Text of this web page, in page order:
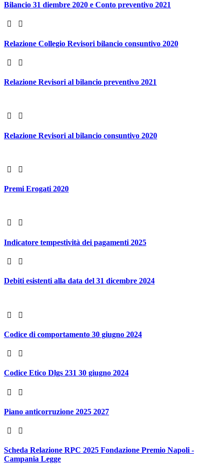
Bilancio 31 diembre 2020 e Conto preventivo 2021
Relazione Collegio Revisori bilancio consuntivo 2020
Relazione Revisori al bilancio preventivo 2021
Relazione Revisori al bilancio consuntivo 2020
Premi Erogati 2020
Indicatore tempestività dei pagamenti 2025
Debiti esistenti alla data del 31 dicembre 2024
Codice di comportamento 30 giugno 2024
Codice Etico Dlgs 231 30 giugno 2024
Piano anticorruzione 2025 2027
Scheda Relazione RPC 2025 Fondazione Premio Napoli -
Campania Legge